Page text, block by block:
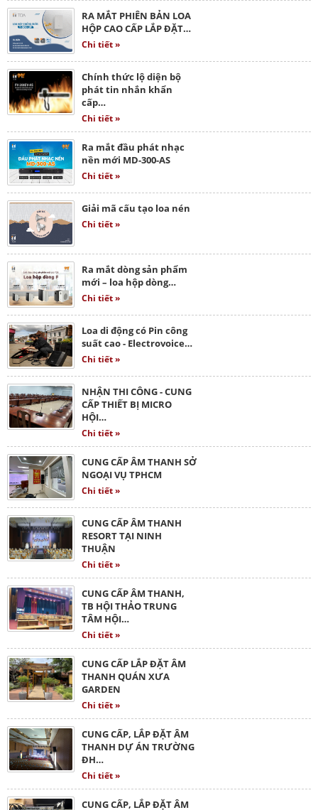
RA MẮT PHIÊN BẢN LOA
HỘP CAO CẤP LẮP ĐẶT…
Chi tiết »
Chính thức lộ diện bộ
phát tin nhắn khẩn
cấp…
Chi tiết »
Ra mắt đầu phát nhạc
nền mới MD-300-AS
Chi tiết »
Giải mã cấu tạo loa nén
Chi tiết »
Ra mắt dòng sản phẩm
mới – loa hộp dòng…
Chi tiết »
Loa di động có Pin công
suất cao - Electrovoice…
Chi tiết »
NHẬN THI CÔNG - CUNG
CẤP THIẾT BỊ MICRO
HỘI…
Chi tiết »
CUNG CẤP ÂM THANH SỞ
NGOẠI VỤ TPHCM
Chi tiết »
CUNG CẤP ÂM THANH
RESORT TẠI NINH
THUẬN
Chi tiết »
CUNG CẤP ÂM THANH,
TB HỘI THẢO TRUNG
TÂM HỘI…
Chi tiết »
CUNG CẤP LẮP ĐẶT ÂM
THANH QUÁN XƯA
GARDEN
Chi tiết »
CUNG CẤP, LẮP ĐẶT ÂM
THANH DỰ ÁN TRƯỜNG
ĐH…
Chi tiết »
CUNG CẤP, LẮP ĐẶT ÂM